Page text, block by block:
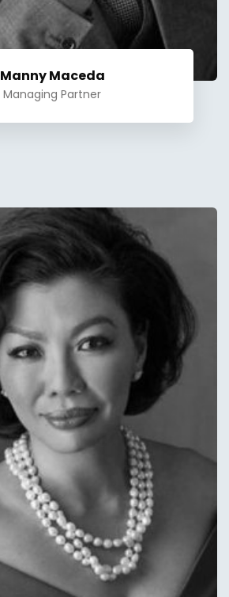
Manny Maceda
Managing Partner